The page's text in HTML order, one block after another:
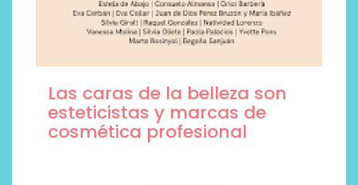
Las caras de la belleza son
esteticistas y marcas de
cosmética profesional